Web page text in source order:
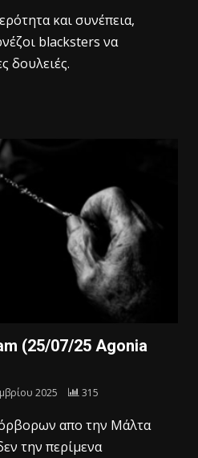
και συνέπεια,
blacksters να
δουλειές.
(25/07/25 Agonia
2025 315
απο την Mάλτα
την περίμενα